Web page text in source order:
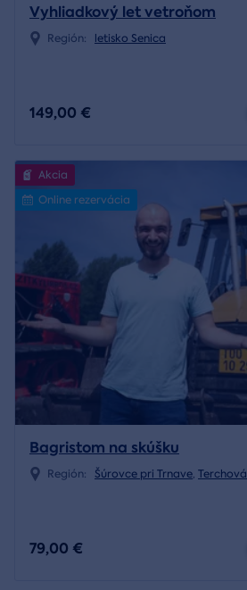
Vyhliadkový let vetroňom
Región: letisko Senica
149,00 €
Akcia
Online rezervácia
Bagristom na skúšku
Región: Šúrovce pri Trnave, Terchová
79,00 €